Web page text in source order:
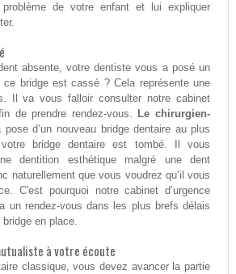
problème de votre enfant et lui expliquer
absente, votre dentiste vous a posé un
ce bridge est cassé ? Cela représente une
Il va vous falloir consulter notre cabinet
de prendre rendez-vous. Le chirurgien-
d’un nouveau bridge dentaire au plus
bridge dentaire est tombé. Il vous
dentition esthétique malgré une dent
naturellement que vous voudrez qu’il vous
C'est pourquoi notre cabinet d’urgence
un rendez-vous dans les plus brefs délais
en place.
à votre écoute
classique, vous devez avancer la partie